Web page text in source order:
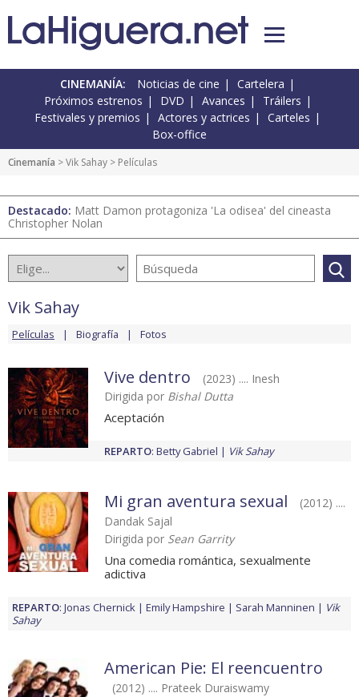
CINEMANÍA: Noticias de cine
Cartelera
Próximos estrenos
DVD Avances
Tráilers
Festivales y premios
Actores y actrices
Carteles
Box-office
Cinemanía >Vik Sahay > Películas
Destacado: Matt Damon protagoniza 'La odisea' del cineasta
Christopher Nolan
Vik Sahay
Películas Biografía Fotos
Vive dentro
(2023) .... Inesh
Dirigida por Bishal Dutta
Aceptación
REPARTO: Betty Gabriel Vik Sahay
Mi gran aventura sexual
(2012) ....
Dandak Sajal
Dirigida por Sean Garrity
Una comedia romántica, sexualmente
adictiva
REPARTO: Jonas Chernick Emily Hampshire Sarah Manninen
Vik
Sahay
American Pie: El reencuentro
(2012) .... Prateek Duraiswamy